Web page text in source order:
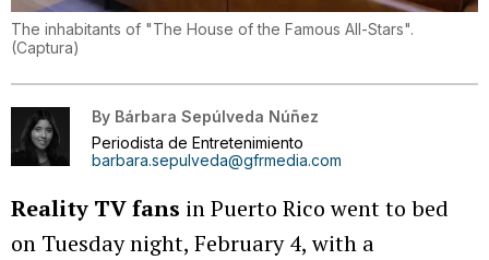
The inhabitants of "The House of the Famous All-Stars".
(Captura)
By Bárbara Sepúlveda Núñez
Periodista de Entretenimiento
barbara.sepulveda@gfrmedia.com
Reality TV fans in Puerto Rico went to bed
on Tuesday night, February 4, with a